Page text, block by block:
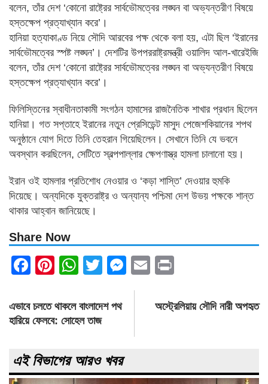
বলেন, তাঁর দেশ ‘কোনো রাষ্ট্রের সার্বভৌমত্বের লঙ্ঘন বা অভ্যন্তরীণ বিষয়ে
হস্তক্ষেপ প্রত্যাখ্যান করে’।
হানিয়া হত্যাকাণ্ড নিয়ে সৌদি আরবের পক্ষ থেকে বলা হয়, এটা ছিল ‘ইরানের
সার্বভৌমত্বের স্পষ্ট লঙ্ঘন’। দেশটির উপপররাষ্ট্রমন্ত্রী ওয়ালিদ আল-খারেইজি
বলেন, তাঁর দেশ ‘কোনো রাষ্ট্রের সার্বভৌমত্বের লঙ্ঘন বা অভ্যন্তরীণ বিষয়ে
হস্তক্ষেপ প্রত্যাখ্যান করে’।
ফিলিস্তিনের স্বাধীনতাকামী সংগঠন হামাসের রাজনৈতিক শাখার প্রধান ছিলেন
হানিয়া। গত সপ্তাহে ইরানের নতুন প্রেসিডেন্ট মাসুদ পেজেশকিয়ানের শপথ
অনুষ্ঠানে যোগ দিতে তিনি তেহরান গিয়েছিলেন। সেখানে তিনি যে ভবনে
অবস্থান করছিলেন, সেটিতে স্বল্পপাল্লার ক্ষেপণাস্ত্র হামলা চালানো হয়।
ইরান ওই হামলার প্রতিশোধ নেওয়ার ও ‘কড়া শাস্তি’ দেওয়ার হুমকি
দিয়েছে। অন্যদিকে যুক্তরাষ্ট্র ও অন্যান্য পশ্চিমা দেশ উভয় পক্ষকে শান্ত
থাকার আহ্বান জানিয়েছে।
Share Now
Facebook
Pinterest
WhatsApp
TwitterMessenger
Email
navigation
এভাবে চলতে থাকলে বাংলাদেশ পথ
হারিয়ে ফেলবে: সোহেল তাজ
অস্ট্রেলিয়ায় সৌদি নারী অপহৃত
এই বিভাগের আরও খবর